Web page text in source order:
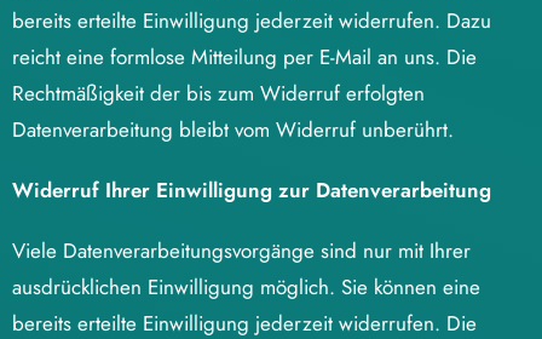
bereits erteilte Einwilligung jederzeit widerrufen. Dazu
reicht eine formlose Mitteilung per E-Mail an uns. Die
Rechtmäßigkeit der bis zum Widerruf erfolgten
Datenverarbeitung bleibt vom Widerruf unberührt.
Widerruf Ihrer Einwilligung zur Datenverarbeitung
Viele Datenverarbeitungsvorgänge sind nur mit Ihrer
ausdrücklichen Einwilligung möglich. Sie können eine
bereits erteilte Einwilligung jederzeit widerrufen. Die